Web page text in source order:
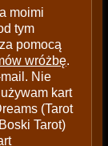
moimi
tym
pomocą
wróżbę.
Nie
kart
(Tarot
Tarot)